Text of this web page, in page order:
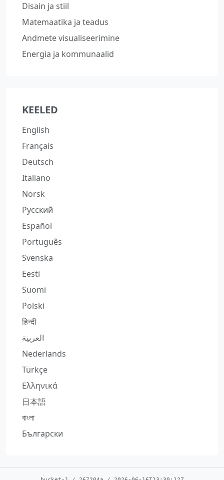
Disain ja stiil
Matemaatika ja teadus
Andmete visualiseerimine
Energia ja kommunaalid
KEELED
English
Français
Deutsch
Italiano
Norsk
Русский
Español
Português
Svenska
Eesti
Suomi
Polski
हिन्दी
العربية
Nederlands
Türkçe
Ελληνικά
日本語
বাংলা
Български